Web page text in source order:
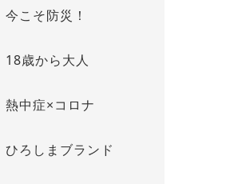
今こそ防災！
18歳から大人
熱中症×コロナ
ひろしまブランド